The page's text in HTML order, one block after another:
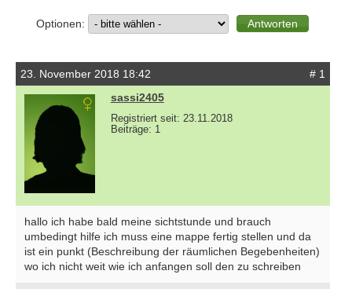
Optionen:
23. November 2018 18:42
# 1
sassi2405
Registriert seit: 23.11.2018
Beiträge: 1
hallo ich habe bald meine sichtstunde und brauch
umbedingt hilfe ich muss eine mappe fertig stellen und da
ist ein punkt (Beschreibung der räumlichen Begebenheiten)
wo ich nicht weit wie ich anfangen soll den zu schreiben